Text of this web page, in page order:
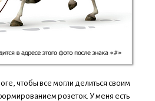
чтобы все могли делиться своим
розеток. У меня есть